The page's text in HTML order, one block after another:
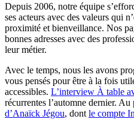
Depuis 2006, notre équipe
ses acteurs avec des valeurs qui
proximité et bienveillance. Nos
bonnes adresses avec des
leur métier.
Avec le temps, nous les avons
vous pensés pour être à la fois
accessibles. L’interview À table
récurrentes l’automne dernier.
d’Anaïck Jégou, dont le compte